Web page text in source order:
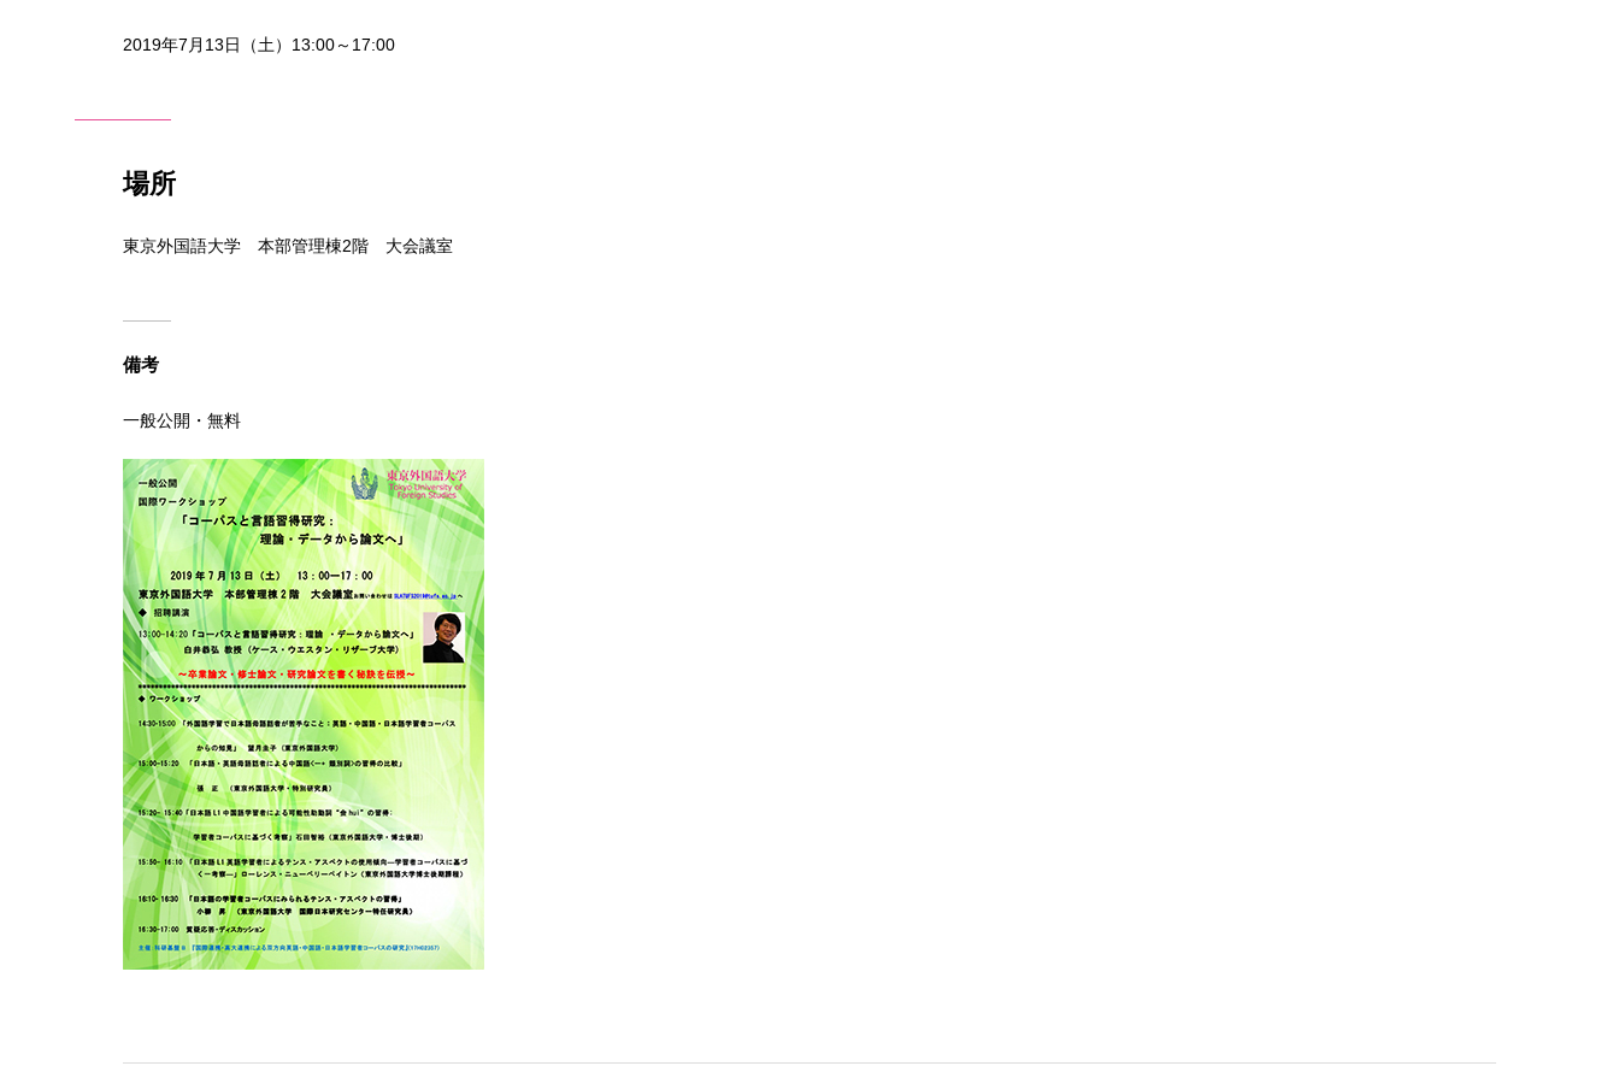
2019年7月13日（土）13:00～17:00
場所
東京外国語大学 本部管理棟2階 大会議室
備考
一般公開・無料